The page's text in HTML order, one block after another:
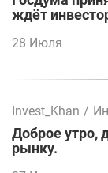
ждёт
28 Июля
Invest_Khan /
Доброе утро,
рынку.